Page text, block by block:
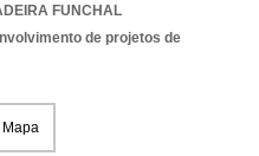
FUNCHAL
de projetos de
Mapa